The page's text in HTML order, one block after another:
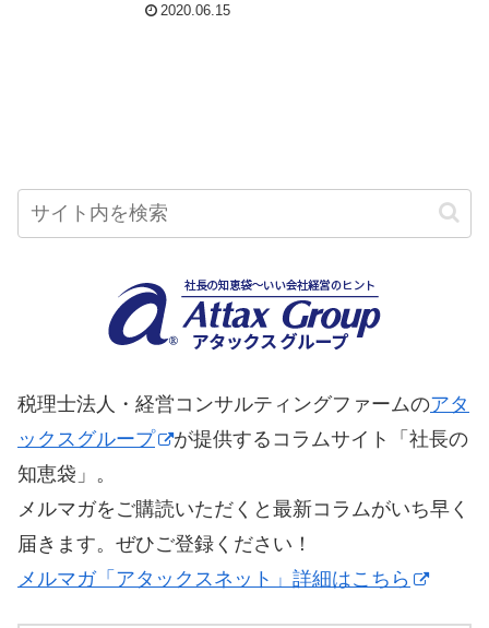
2020.06.15
税理士法人・経営コンサルティングファームのアタ
ックスグループ
が提供するコラムサイト「社長の
知恵袋」。
メルマガをご購読いただくと最新コラムがいち早く
届きます。ぜひご登録ください！
メルマガ「アタックスネット」詳細はこちら